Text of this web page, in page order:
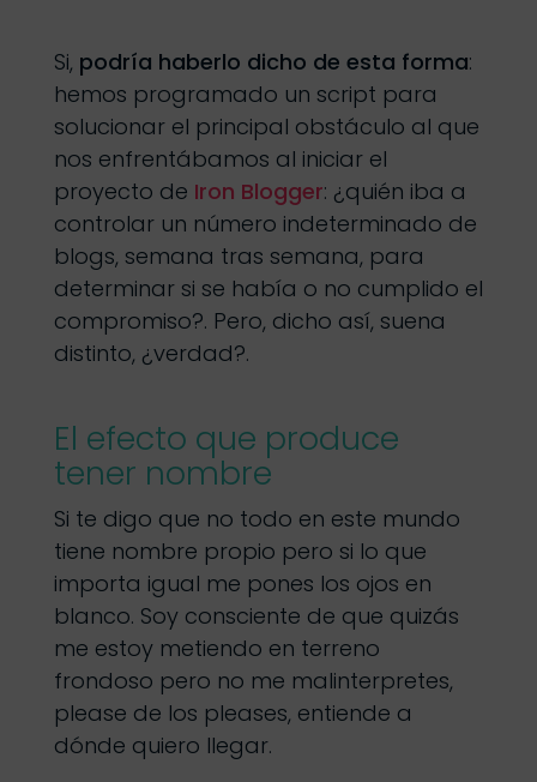
Si, podría haberlo dicho de esta forma:
hemos programado un script para
solucionar el principal obstáculo al que
nos enfrentábamos al iniciar el
proyecto de Iron Blogger: ¿quién iba a
controlar un número indeterminado de
blogs, semana tras semana, para
determinar si se había o no cumplido el
compromiso?. Pero, dicho así, suena
distinto, ¿verdad?.
El efecto que produce
tener nombre
Si te digo que no todo en este mundo
tiene nombre propio pero si lo que
importa igual me pones los ojos en
blanco. Soy consciente de que quizás
me estoy metiendo en terreno
frondoso pero no me malinterpretes,
please de los pleases, entiende a
dónde quiero llegar.